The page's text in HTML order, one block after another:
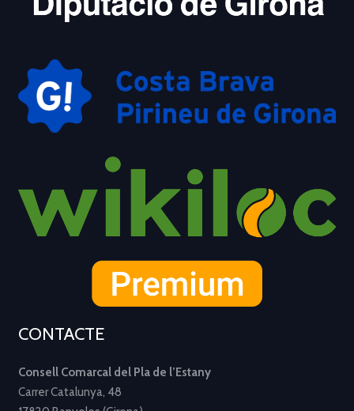
CONTACTE
Consell Comarcal del Pla de l’Estany
Carrer Catalunya, 48